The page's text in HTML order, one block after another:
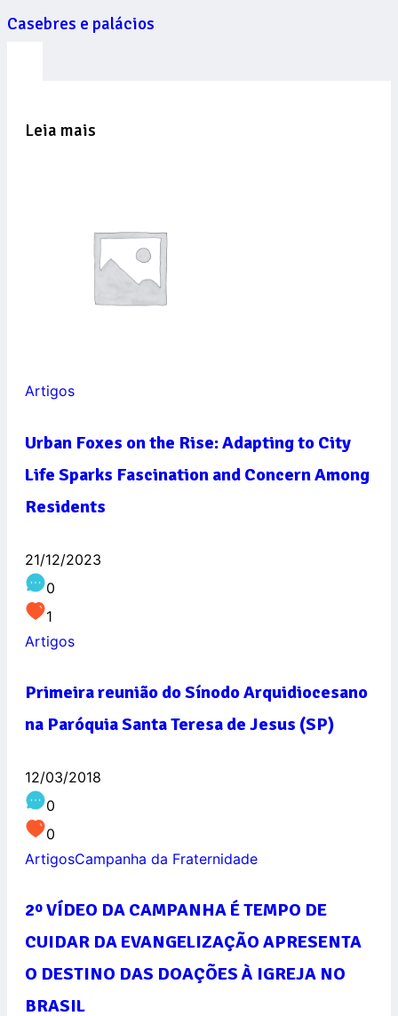
Casebres e palácios
Leia mais
Artigos
Urban Foxes on the Rise: Adapting to City
Life Sparks Fascination and Concern Among
Residents
21/12/2023
0
1
Artigos
Primeira reunião do Sínodo Arquidiocesano
na Paróquia Santa Teresa de Jesus (SP)
12/03/2018
0
0
ArtigosCampanha da Fraternidade
2º VÍDEO DA CAMPANHA É TEMPO DE
CUIDAR DA EVANGELIZAÇÃO APRESENTA
O DESTINO DAS DOAÇÕES À IGREJA NO
BRASIL